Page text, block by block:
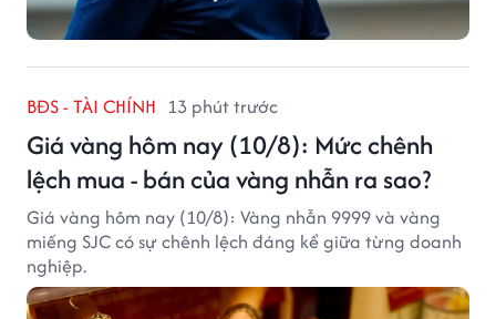
BĐS - TÀI CHÍNH 13 phút trước
Giá vàng hôm nay (10/8): Mức chênh
lệch mua - bán của vàng nhẫn ra sao?
Giá vàng hôm nay (10/8): Vàng nhẫn 9999 và vàng
miếng SJC có sự chênh lệch đáng kể giữa từng doanh
nghiệp.